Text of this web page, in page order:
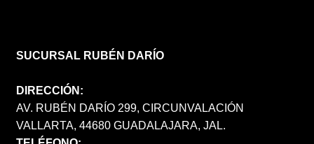
SUCURSAL RUBÉN DARÍO
DIRECCIÓN:
AV. RUBÉN DARÍO 299, CIRCUNVALACIÓN
VALLARTA, 44680 GUADALAJARA, JAL.